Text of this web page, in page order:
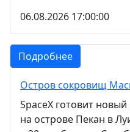
06.08.2026 17:00:00
Подробнее
Остров сокровищ
SpaceX готовит
на острове Пекан в